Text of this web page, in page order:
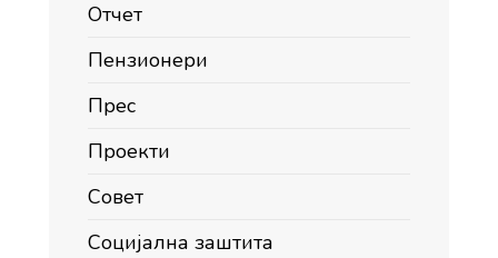
Отчет
Пензионери
Прес
Проекти
Совет
Социјална заштита